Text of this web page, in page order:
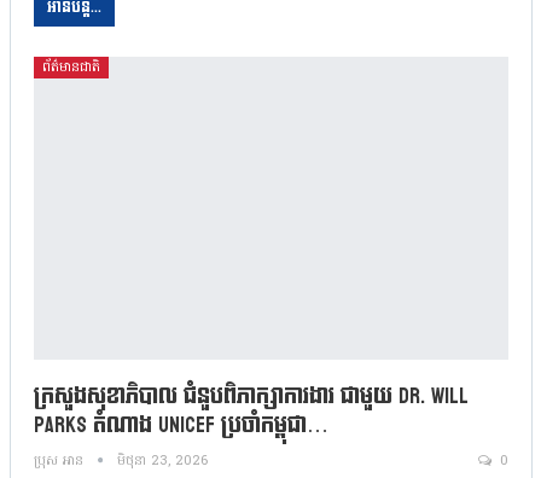
អានបន្ត...
ព័ត៌មានជាតិ
ក្រសួងសុខាភិបាល ជំនួបពិភាក្សាការងារ ជាមួយ Dr. Will
Parks តំណាង UNICEF ប្រចាំកម្ពុជា…
ប្រុស អាន មិថុនា 23, 2026 0